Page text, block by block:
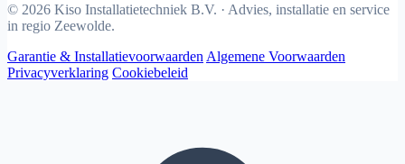
© 2026 Kiso Installatietechniek B.V. · Advies, installatie en service
in regio Zeewolde.
Garantie & Installatievoorwaarden Algemene Voorwaarden
Privacyverklaring Cookiebeleid